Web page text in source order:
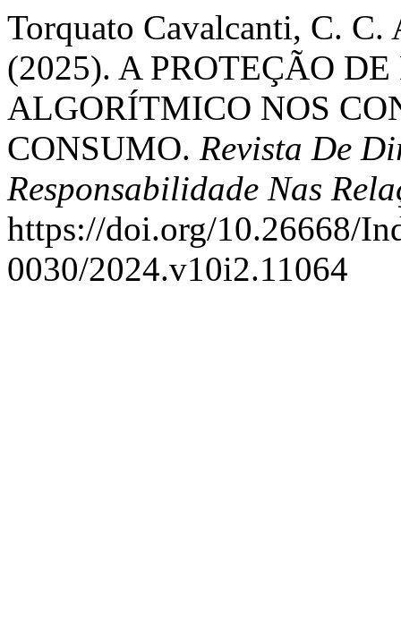
Torquato Cavalcanti, C.
(2025). A PROTEÇÃO
ALGORÍTMICO NOS
CONSUMO. Revista De
Responsabilidade Nas
https://doi.org/10.26668/
0030/2024.v10i2.11064